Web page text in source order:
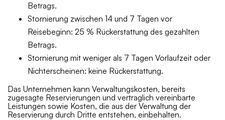
Betrags.
Stornierung zwischen 14 und 7 Tagen vor
Reisebeginn: 25 % Rückerstattung des gezahlten
Betrags.
Stornierung mit weniger als 7 Tagen Vorlaufzeit oder
Nichterscheinen: keine Rückerstattung.
Das Unternehmen kann Verwaltungskosten, bereits
zugesagte Reservierungen und vertraglich vereinbarte
Leistungen sowie Kosten, die aus der Verwaltung der
Reservierung durch Dritte entstehen, einbehalten.